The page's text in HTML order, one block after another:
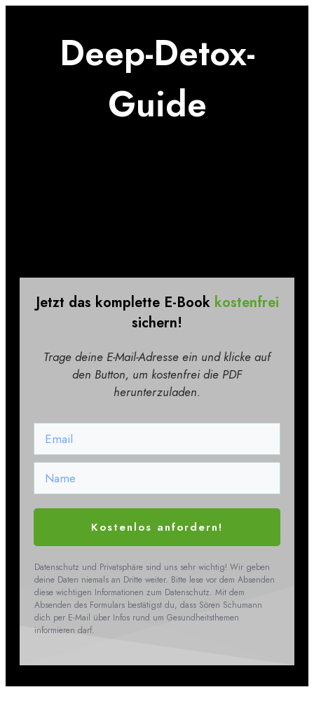
Deep-Detox-
Guide
Jetzt das komplette E-Book kostenfrei
sichern!
Trage deine E-Mail-Adresse ein und klicke auf
den Button, um kostenfrei die PDF
herunterzuladen.
Kostenlos anfordern!
Datenschutz und Privatsphäre sind uns sehr wichtig! Wir geben
deine Daten niemals an Dritte weiter. Bitte lese vor dem Absenden
diese wichtigen Informationen zum Datenschutz. Mit dem
Absenden des Formulars bestätigst du, dass Sören Schumann
dich per E-Mail über Infos rund um Gesundheitsthemen
informieren darf.